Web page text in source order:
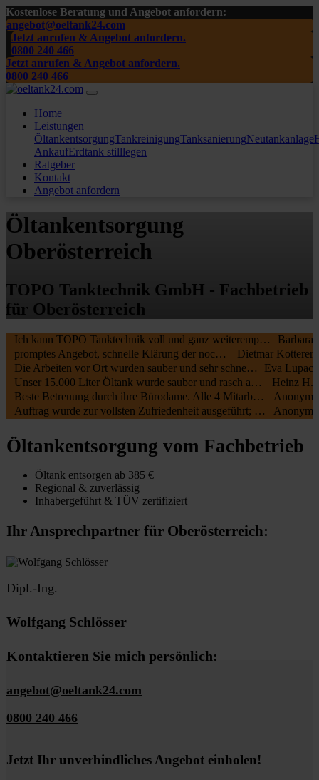
Kostenlose Beratung und Angebot anfordern:
angebot@oeltank24.com
Jetzt anrufen & Angebot anfordern.
0800 240 466
Jetzt anrufen & Angebot anfordern.
0800 240 466
Home
Leistungen
ÖltankentsorgungTankreinigungTanksanierungNeutankanlage
AnkaufErdtank stilllegen
Ratgeber
Kontakt
Angebot anfordern
Öltankentsorgung
Oberösterreich
TOPO Tanktechnik GmbH - Fachbetrieb
für Oberösterreich
Barbara
Ich kann TOPO Tanktechnik voll und ganz weiterempfehlen. Die Arbeiter waren pünktlich und erledigten alles perfekt. Noch dazu war das Angebot das preisgünstigste unter allen angefragt Firmen. Großes Lob und danke!
Dietmar Kotterer
promptes Angebot, schnelle Klärung der noch offenen Fragen. Schneller Termin, pünktlicher Start der Arbeiten, sehr motivierte Mitarbeiter. Alles bestens, kann ich nur empfehlen !!!
Eva Lupac
Die Arbeiten vor Ort wurden sauber und sehr schnell durchgeführt, nach dreieinhalb Stunden waren 2x 2000L Stahltanks gereinigt , zerschnitten und ausgeräumt! TOP Preis/Leistungsverhältnis!! 100% Weiterempfehlung!
Heinz H.
Unser 15.000 Liter Öltank wurde sauber und rasch abgebaut und entsorgt! Baustelle wurde sauber verlassen. Preis-Leistungsverhältnis deutlich besser als bei anderen Anbietern.
Anonym
Beste Betreuung durch ihre Bürodame. Alle 4 Mitarbeiter, die ich kennengelernt habe waren höflich, korrekt und fleissig. Kann ihre Firma nur wärmstens weiterempfehlen.
Anonym
Auftrag wurde zur vollsten Zufriedenheit ausgeführt; faire Preise ?
Öltankentsorgung vom Fachbetrieb
Öltank entsorgen ab 385 €
Regional & zuverlässig
Inhabergeführt & TÜV zertifiziert
Ihr Ansprechpartner für Oberösterreich:
Dipl.-Ing.
Wolfgang Schlösser
Kontaktieren Sie mich persönlich:
angebot@oeltank24.com
0800 240 466
Jetzt Ihr unverbindliches Angebot einholen!